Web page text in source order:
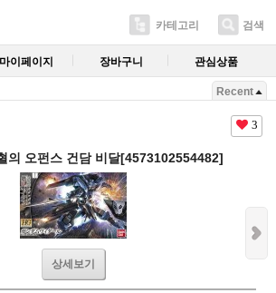
카테고리 검색
마이페이지 장바구니 관심상품
Recent
3
의 오펀스 건담 비달[4573102554482]
상세보기